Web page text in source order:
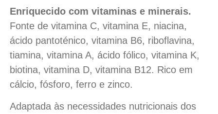
Enriquecido com vitaminas e minerais.
Fonte de vitamina C, vitamina E, niacina,
ácido pantoténico, vitamina B6, riboflavina,
tiamina, vitamina A, ácido fólico, vitamina K,
biotina, vitamina D, vitamina B12. Rico em
cálcio, fósforo, ferro e zinco.
Adaptada às necessidades nutricionais dos